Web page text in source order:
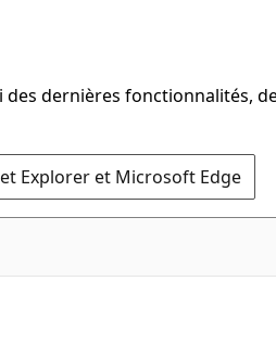
dernières fonctionnalités,
Explorer et Microsoft Edge